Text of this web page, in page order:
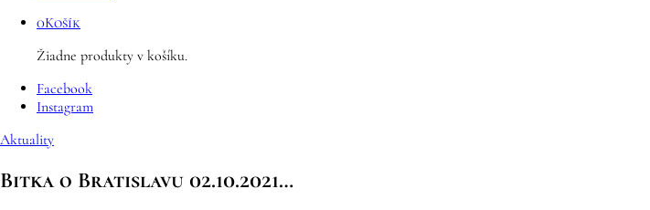
0Košík
Žiadne produkty v košíku.
Facebook
Instagram
Aktuality
Bitka o Bratislavu 02.10.2021…